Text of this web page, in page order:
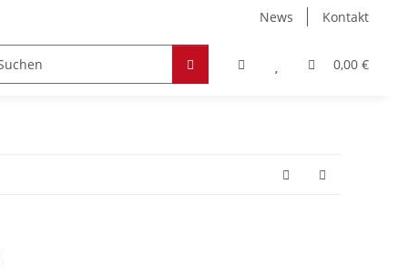
News Kontakt
0,00 €
Zubehör Hobby & Freizeit Werkstoffe